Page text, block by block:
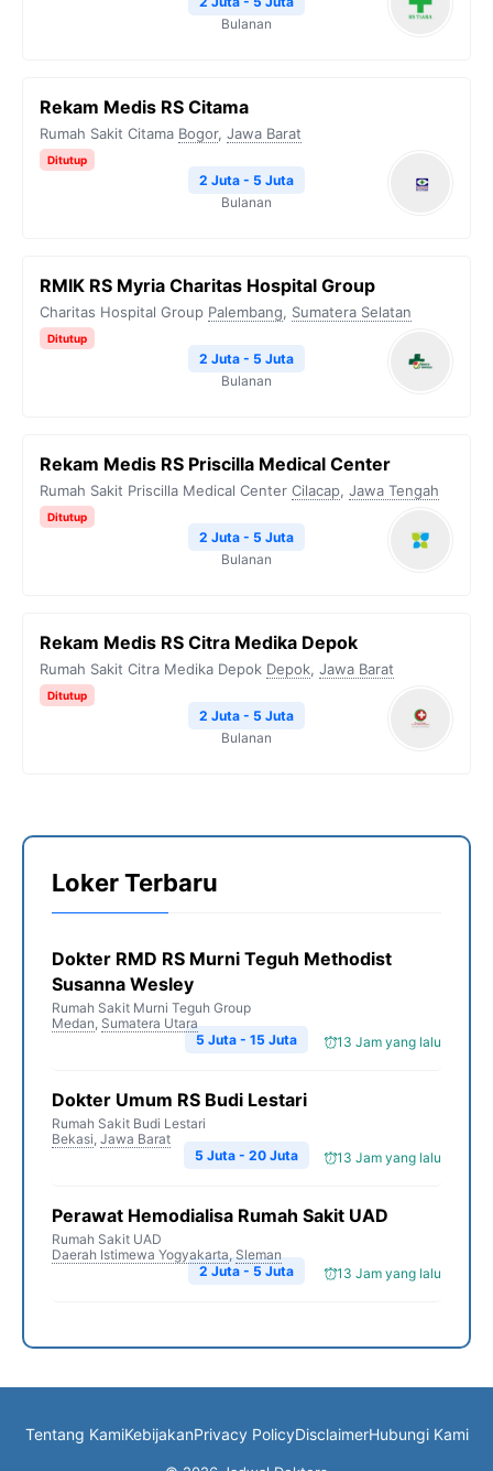
Bulanan
Rekam Medis RS Citama
Rumah Sakit Citama Bogor, Jawa Barat
Ditutup
2 Juta - 5 Juta
Bulanan
RMIK RS Myria Charitas Hospital Group
Charitas Hospital Group Palembang, Sumatera Selatan
Ditutup
2 Juta - 5 Juta
Bulanan
Rekam Medis RS Priscilla Medical Center
Rumah Sakit Priscilla Medical Center Cilacap, Jawa Tengah
Ditutup
2 Juta - 5 Juta
Bulanan
Rekam Medis RS Citra Medika Depok
Rumah Sakit Citra Medika Depok Depok, Jawa Barat
Ditutup
2 Juta - 5 Juta
Bulanan
Loker Terbaru
Dokter RMD RS Murni Teguh Methodist
Susanna Wesley
Rumah Sakit Murni Teguh Group
Medan, Sumatera Utara
13 Jam yang lalu
5 Juta - 15 Juta
Dokter Umum RS Budi Lestari
Rumah Sakit Budi Lestari
Bekasi, Jawa Barat
13 Jam yang lalu
5 Juta - 20 Juta
Perawat Hemodialisa Rumah Sakit UAD
Rumah Sakit UAD
Daerah Istimewa Yogyakarta, Sleman
13 Jam yang lalu
2 Juta - 5 Juta
Tentang KamiKebijakanPrivacy PolicyDisclaimerHubungi Kami